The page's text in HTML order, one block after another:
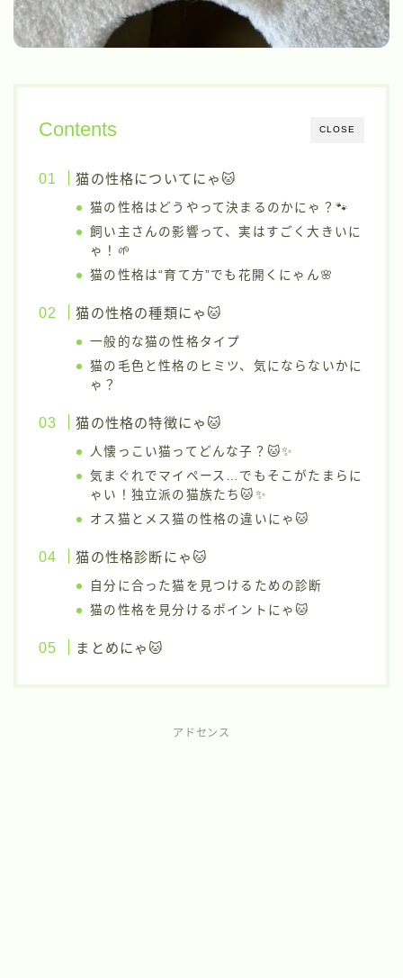
CLOSE
Contents
猫の性格についてにゃ🐱
猫の性格はどうやって決まるのかにゃ？🐾
飼い主さんの影響って、実はすごく大きいに
ゃ！🌱
猫の性格は“育て方”でも花開くにゃん🌸
猫の性格の種類にゃ🐱
一般的な猫の性格タイプ
猫の毛色と性格のヒミツ、気にならないかに
ゃ？
猫の性格の特徴にゃ🐱
人懐っこい猫ってどんな子？🐱✨
気まぐれでマイペース…でもそこがたまらに
ゃい！独立派の猫族たち🐱✨
オス猫とメス猫の性格の違いにゃ🐱
猫の性格診断にゃ🐱
自分に合った猫を見つけるための診断
猫の性格を見分けるポイントにゃ🐱
まとめにゃ🐱
アドセンス